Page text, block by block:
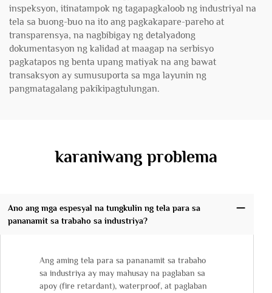
inspeksyon, itinatampok ng tagapagkaloob ng industriyal na
tela sa buong-buo na ito ang pagkakapare-pareho at
transparensya, na nagbibigay ng detalyadong
dokumentasyon ng kalidad at maagap na serbisyo
pagkatapos ng benta upang matiyak na ang bawat
transaksyon ay sumusuporta sa mga layunin ng
pangmatagalang pakikipagtulungan.
karaniwang problema
Ano ang mga espesyal na tungkulin ng tela para sa
pananamit sa trabaho sa industriya?
Ang aming tela para sa pananamit sa trabaho
sa industriya ay may mahusay na paglaban sa
apoy (fire retardant), waterproof, at paglaban